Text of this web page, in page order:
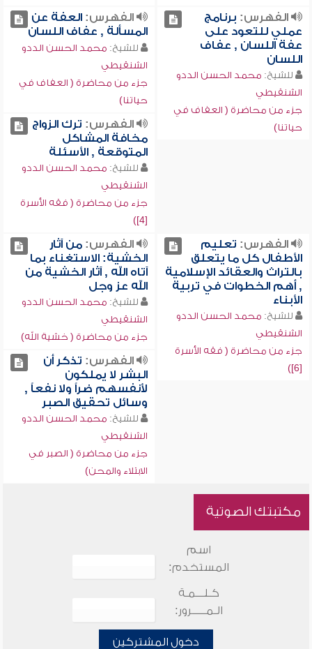
الفهرس: برنامج
عملي للتعود على
عفة اللسان , عفاف
اللسان
للشيخ: محمد الحسن الددو
الشنقيطي
جزء من محاضرة ( العفاف في
حياتنا)
الفهرس:العفة عن
المسألة , عفاف اللسان
للشيخ: محمد الحسن الددو
الشنقيطي
جزء من محاضرة ( العفاف في
حياتنا)
الفهرس: ترك الزواج
مخافة المشاكل
المتوقعة , الأسئلة
للشيخ: محمد الحسن الددو
الشنقيطي
جزء من محاضرة ( فقه الأسرة
[4])
الفهرس: تعليم
الأطفال كل ما يتعلق
بالتراث والعقائد الإسلامية
, أهم الخطوات في تربية
الأبناء
للشيخ: محمد الحسن الددو
الشنقيطي
جزء من محاضرة ( فقه الأسرة
[6])
الفهرس:من آثار
الخشية: الاستغناء بما
آتاه الله , آثار الخشية من
الله عز وجل
للشيخ: محمد الحسن الددو
الشنقيطي
جزء من محاضرة ( خشية الله)
الفهرس: تذكر أن
البشر لا يملكون
لأنفسهم ضراً ولا نفعاً ,
وسائل تحقيق الصبر
للشيخ: محمد الحسن الددو
الشنقيطي
جزء من محاضرة ( الصبر في
الابتلاء والمحن)
مكتبتك الصوتية
اسم
المستخدم:
كـلـــمـة
الـمـــــرور:
دخول المشتركين